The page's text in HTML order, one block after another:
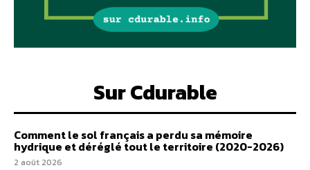
Sur Cdurable
Comment le sol français a perdu sa mémoire
hydrique et déréglé tout le territoire (2020-2026)
2 août 2026